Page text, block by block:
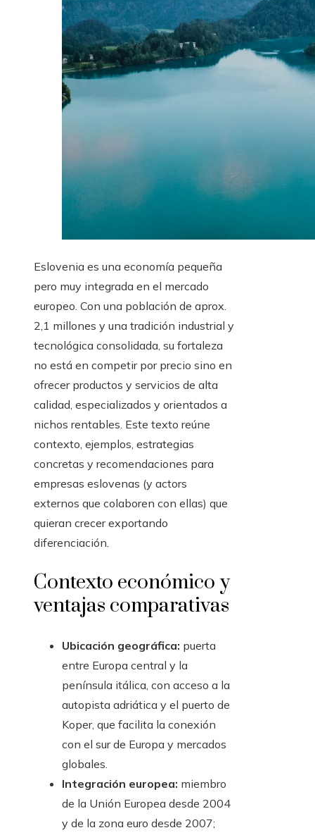
Eslovenia es una economía pequeña
pero muy integrada en el mercado
europeo. Con una población de aprox.
2,1 millones y una tradición industrial y
tecnológica consolidada, su fortaleza
no está en competir por precio sino en
ofrecer productos y servicios de alta
calidad, especializados y orientados a
nichos rentables. Este texto reúne
contexto, ejemplos, estrategias
concretas y recomendaciones para
empresas eslovenas (y actors
externos que colaboren con ellas) que
quieran crecer exportando
diferenciación.
Contexto económico y
ventajas comparativas
Ubicación geográfica: puerta
entre Europa central y la
península itálica, con acceso a la
autopista adriática y el puerto de
Koper, que facilita la conexión
con el sur de Europa y mercados
globales.
Integración europea: miembro
de la Unión Europea desde 2004
y de la zona euro desde 2007;